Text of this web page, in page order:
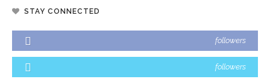
STAY CONNECTED
followers
followers